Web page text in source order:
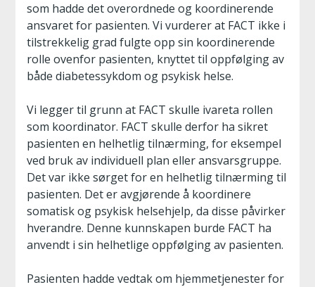
som hadde det overordnede og koordinerende
ansvaret for pasienten. Vi vurderer at FACT ikke i
tilstrekkelig grad fulgte opp sin koordinerende
rolle ovenfor pasienten, knyttet til oppfølging av
både diabetessykdom og psykisk helse.
Vi legger til grunn at FACT skulle ivareta rollen
som koordinator. FACT skulle derfor ha sikret
pasienten en helhetlig tilnærming, for eksempel
ved bruk av individuell plan eller ansvarsgruppe.
Det var ikke sørget for en helhetlig tilnærming til
pasienten. Det er avgjørende å koordinere
somatisk og psykisk helsehjelp, da disse påvirker
hverandre. Denne kunnskapen burde FACT ha
anvendt i sin helhetlige oppfølging av pasienten.
Pasienten hadde vedtak om hjemmetjenester for